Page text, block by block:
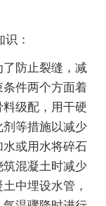
：
防止裂缝，减
件两个方面着
级配，用干硬
等措施以减少
或用水将碎石
混凝土时减少
中埋设水管，